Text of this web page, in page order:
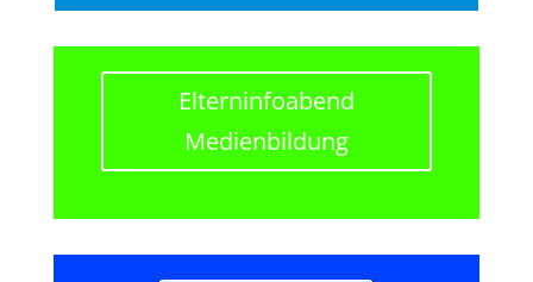
Elterninfoabend
Medienbildung